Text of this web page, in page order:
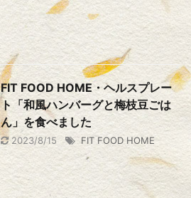
FIT FOOD HOME・ヘルスプレー
ト「和風ハンバーグと梅枝豆ごは
ん」を食べました
2023/8/15 FIT FOOD HOME